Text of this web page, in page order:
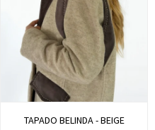
TAPADO BELINDA - BEIGE